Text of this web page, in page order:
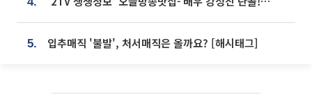
5. 입추매직 '불발', 처서매직은 올까요? [해시태그]